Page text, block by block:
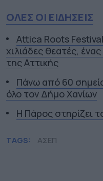
ΟΛΕΣ ΟΙ ΕΙΔΗΣΕΙΣ
Attica Roots
χιλιάδες θεατές,
της Αττικής
Πάνω από 60
όλο τον Δήμο Χανίων
Η Πάρος στηρίζει
TAGS: ΑΣΕΠ